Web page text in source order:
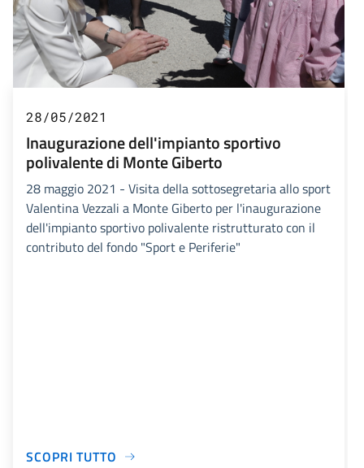
28/05/2021
Inaugurazione dell'impianto sportivo
polivalente di Monte Giberto
28 maggio 2021 - Visita della sottosegretaria allo sport
Valentina Vezzali a Monte Giberto per l'inaugurazione
dell'impianto sportivo polivalente ristrutturato con il
contributo del fondo "Sport e Periferie"
SCOPRI TUTTO